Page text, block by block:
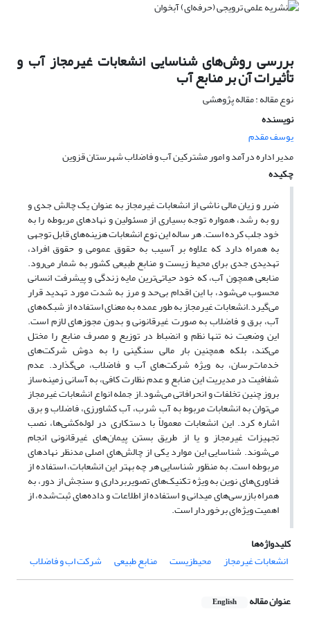
بررسی روش‌های شناسایی انشعابات غیرمجاز آب و
تأثیرات آن بر منابع آب
نوع مقاله : مقاله پژوهشی
نویسنده
یوسف مقدم
مدیر اداره درآمد و امور مشترکین آب و فاضلاب شهرستان قزوین
چکیده
ضرر و زیان مالی ناشی از انشعابات غیرمجاز به عنوان یک چالش جدی و
رو به رشد، همواره توجه بسیاری از مسئولین و نهادهای مربوطه را به
خود جلب کرده است. هر ساله این نوع انشعابات هزینه‌های قابل توجهی
به همراه دارد که علاوه بر آسیب به حقوق عمومی و حقوق افراد،
تهدیدی جدی برای محیط زیست و منابع طبیعی کشور به شمار می‌رود.
منابعی همچون آب، که خود حیاتی‌ترین مایه زندگی و پیشرفت انسانی
محسوب می‌شود، با این اقدام بی‌حد و مرز به شدت مورد تهدید قرار
می‌گیرد.انشعابات غیرمجاز به طور عمده به معنای استفاده از شبکه‌های
آب، برق و فاضلاب به صورت غیرقانونی و بدون مجوزهای لازم است.
این وضعیت نه تنها نظم و انضباط در توزیع و مصرف منابع را مختل
می‌کند، بلکه همچنین بار مالی سنگینی را به دوش شرکت‌های
خدمات‌رسان، به ویژه شرکت‌های آب و فاضلاب، می‌گذارد. عدم
شفافیت در مدیریت این منابع و عدم نظارت کافی، به آسانی زمینه‌ساز
بروز چنین تخلفات و انحرافاتی می‌شود.از جمله انواع انشعابات غیرمجاز
می‌توان به انشعابات مربوط به آب شرب، آب کشاورزی، فاضلاب و برق
اشاره کرد. این انشعابات معمولاً با دستکاری در لوله‌کشی‌ها، نصب
تجهیزات غیرمجاز و یا از طریق بستن پیمان‌های غیرقانونی انجام
می‌شوند. شناسایی این موارد یکی از چالش‌های اصلی مدنظر نهادهای
مربوطه است. به منظور شناسایی هر چه بهتر این انشعابات، استفاده از
فناوری‌های نوین به ویژه تکنیک‌های تصویربرداری و سنجش از دور، به
همراه بازرسی‌های میدانی و استفاده از اطلاعات و داده‌های ثبت‌شده، از
اهمیت ویژه‌ای برخوردار است.
کلیدواژه‌ها
انشعابات غیرمجاز
محیط‌زیست منابع طبیعی شرکت اب و فاضلاب
عنوان مقاله English